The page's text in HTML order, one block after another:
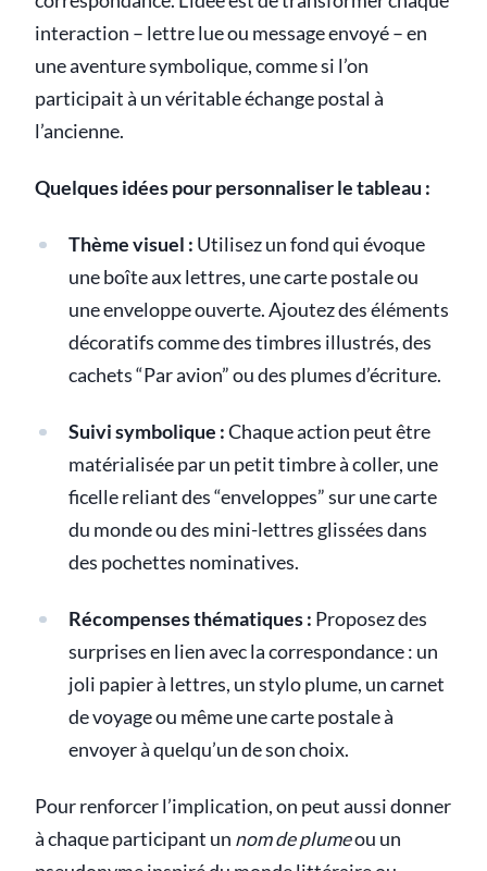
interaction – lettre lue ou message envoyé – en
une aventure symbolique, comme si l’on
participait à un véritable échange postal à
l’ancienne.
Quelques idées pour personnaliser le tableau :
Thème visuel : Utilisez un fond qui évoque
une boîte aux lettres, une carte postale ou
une enveloppe ouverte. Ajoutez des éléments
décoratifs comme des timbres illustrés, des
cachets “Par avion” ou des plumes d’écriture.
Suivi symbolique :Chaque action peut être
matérialisée par un petit timbre à coller, une
ficelle reliant des “enveloppes” sur une carte
du monde ou des mini-lettres glissées dans
des pochettes nominatives.
Récompenses thématiques : Proposez des
surprises en lien avec la correspondance : un
joli papier à lettres, un stylo plume, un carnet
de voyage ou même une carte postale à
envoyer à quelqu’un de son choix.
Pour renforcer l’implication, on peut aussi donner
à chaque participant un nom de plumeou un